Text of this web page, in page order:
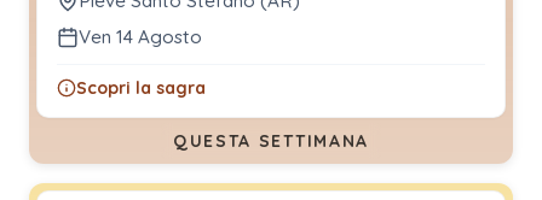
Ven 14 Agosto
Scopri la sagra
QUESTA SETTIMANA